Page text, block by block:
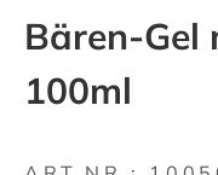
Bären-Gel
100ml